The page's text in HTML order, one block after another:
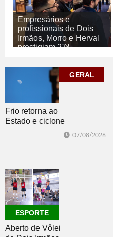
Empresários e
profissionais de Dois
Irmãos, Morro e Herval
prestigiam 27ª
07/08/2026
ECONOMIA
GERAL
Frio retorna ao
Estado e ciclone
07/08/2026
ESPORTE
Aberto de Vôlei